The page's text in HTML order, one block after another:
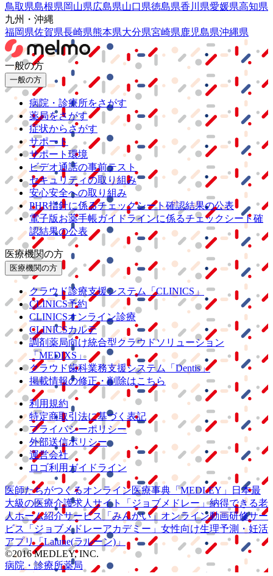
鳥取県島根県岡山県広島県山口県徳島県香川県愛媛県高知県
九州・沖縄
福岡県佐賀県長崎県熊本県大分県宮崎県鹿児島県沖縄県
一般の方
一般の方
病院・診療所をさがす
薬局をさがす
症状からさがす
サポート
サポート環境
ビデオ通話の事前テスト
セキュリティの取り組み
安心安全への取り組み
PHR指針に係るチェックシート確認結果の公表
電子版お薬手帳ガイドラインに係るチェックシート確
認結果の公表
医療機関の方
医療機関の方
クラウド診療支援システム
「CLINICS」
CLINICS予約
CLINICSオンライン診療
CLINICSカルテ
調剤薬局向け統合型クラウドソリューション
「MEDIXS」
クラウド歯科業務支援システム
「Dentis」
掲載情報の修正・削除はこちら
利用規約
特定商取引法に基づく表記
プライバシーポリシー
外部送信ポリシー
運営会社
ロゴ利用ガイドライン
医師たちがつくるオンライン医療事典 「MEDLEY」
日本最
大級の医療介護求人サイト 「ジョブメドレー」納得できる老
人ホーム紹介サービス
「みんかい」 オンライン動画研修サー
ビス
「ジョブメドレーアカデミー」 女性向け生理予測・妊活
アプリ「Lalune(ラルーン)」
©2016 MEDLEY, INC.
病院・診療所薬局